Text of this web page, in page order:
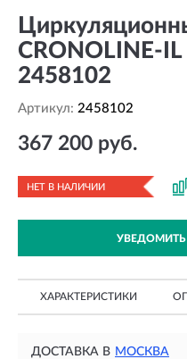
CRONOLINE-
2458102
Артикул: 2458102
367 200 руб.
НЕТ В НАЛИЧИИ
ХАРАКТЕРИСТИКИ
ДОСТАВКА В МОСКВА